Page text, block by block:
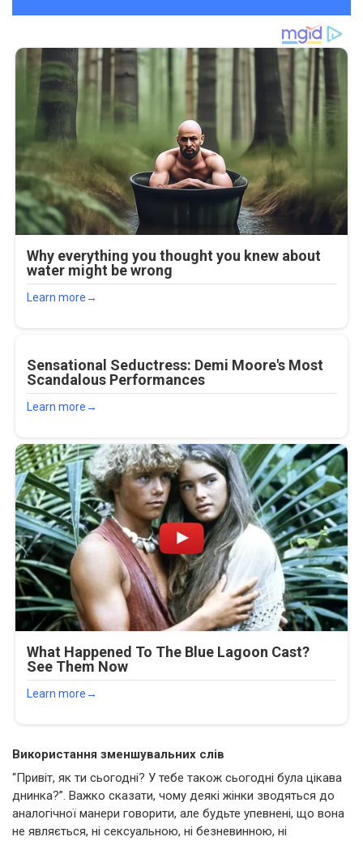
Використання зменшувальних слів
“Привіт, як ти сьогодні? У тебе також сьогодні була цікава
днинка?”. Важко сказати, чому деякі жінки зводяться до
аналогічної манери говорити, але будьте упевнені, що вона
не являється, ні сексуальною, ні безневинною, ні